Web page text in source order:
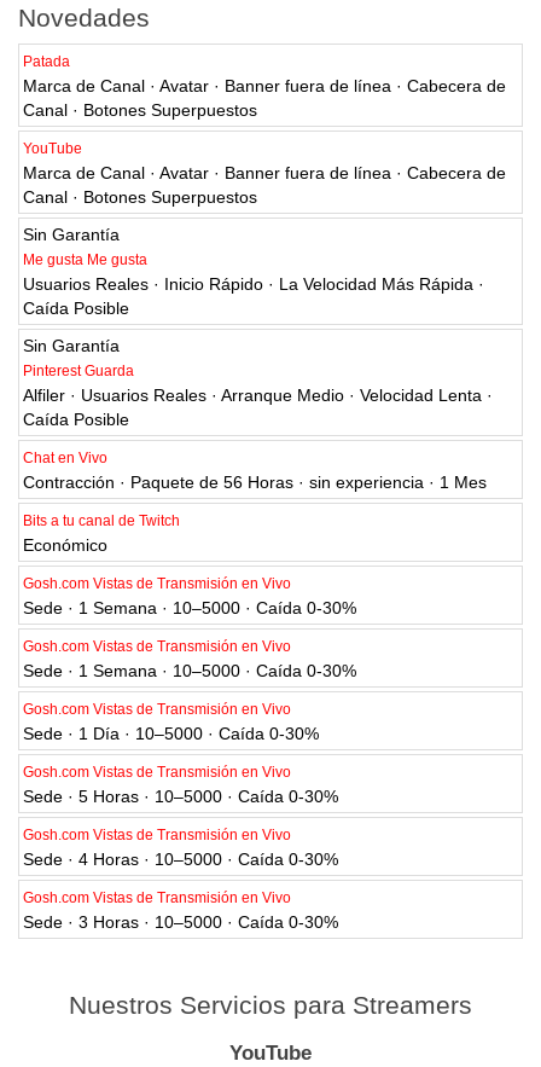
Novedades
Patada
Marca de Canal · Avatar · Banner fuera de línea · Cabecera de
Canal · Botones Superpuestos
YouTube
Marca de Canal · Avatar · Banner fuera de línea · Cabecera de
Canal · Botones Superpuestos
Sin Garantía
Me gusta Me gusta
Usuarios Reales · Inicio Rápido · La Velocidad Más Rápida ·
Caída Posible
Sin Garantía
Pinterest Guarda
Alfiler · Usuarios Reales · Arranque Medio · Velocidad Lenta ·
Caída Posible
Chat en Vivo
Contracción · Paquete de 56 Horas · sin experiencia · 1 Mes
Bits a tu canal de Twitch
Económico
Gosh.com Vistas de Transmisión en Vivo
Sede · 1 Semana · 10–5000 · Caída 0-30%
Gosh.com Vistas de Transmisión en Vivo
Sede · 1 Semana · 10–5000 · Caída 0-30%
Gosh.com Vistas de Transmisión en Vivo
Sede · 1 Día · 10–5000 · Caída 0-30%
Gosh.com Vistas de Transmisión en Vivo
Sede · 5 Horas · 10–5000 · Caída 0-30%
Gosh.com Vistas de Transmisión en Vivo
Sede · 4 Horas · 10–5000 · Caída 0-30%
Gosh.com Vistas de Transmisión en Vivo
Sede · 3 Horas · 10–5000 · Caída 0-30%
Nuestros Servicios para Streamers
YouTube